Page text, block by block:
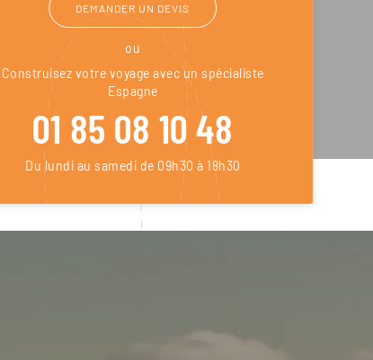
DEMANDER UN DEVIS
ou
Construisez votre voyage avec un spécialiste
Espagne
01 85 08 10 48
Du lundi au samedi de 09h30 à 18h30